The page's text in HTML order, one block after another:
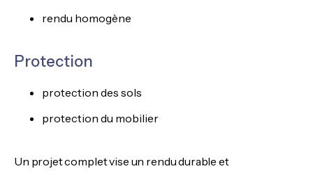
rendu homogène
Protection
protection des sols
protection du mobilier
Un projet complet vise un rendu durable et